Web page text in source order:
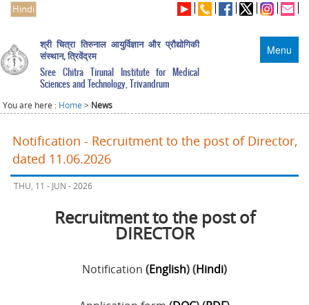
Hindi
Menu
श्री चित्रा तिरुनाल आयुर्विज्ञान और प्रौद्योगिकी
संस्थान, त्रिवेंद्रम
Sree Chitra Tirunal Institute for Medical
Sciences and Technology, Trivandrum
You are here : Home > News
Notification - Recruitment to the post of Director,
dated 11.06.2026
THU, 11 - JUN - 2026
Recruitment to the post of
DIRECTOR
Notification (English) (Hindi)